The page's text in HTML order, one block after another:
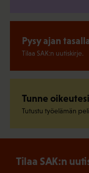
Pysy ajan
Tilaa SAK:n uutiskirje.
Tunne oikeutesi
Tutustu työelämän
Tilaa SAK:n